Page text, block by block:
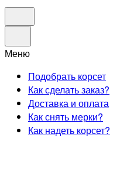
Меню
Подобрать корсет
Как сделать заказ?
Доставка и оплата
Как снять мерки?
Как надеть корсет?